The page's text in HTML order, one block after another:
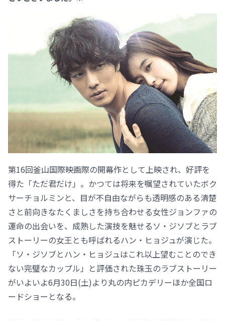
第16回釜山国際映画際の開幕作として上映され、好評を
得た「ただ君だけ」。かつては将来を嘱望されていたボク
サーチョルミンと、目が不自由ながらも透明感のある清楚
さと前向きなたくましさを持ち合わせる女性ジョンファの
運命の出会いを、成熟した演技を魅せるソ・ジソブとラブ
ストーリーの女王とも呼ばれるハン・ヒョジュが演じた。
「ソ・ジソブとハン・ヒョジュはこれ以上望むことのでき
ない完璧なカップル」と評価された珠玉のラブストーリー
がいよいよ6月30日(土)より丸の内ピカデリーほか全国ロ
ードショーとなる。